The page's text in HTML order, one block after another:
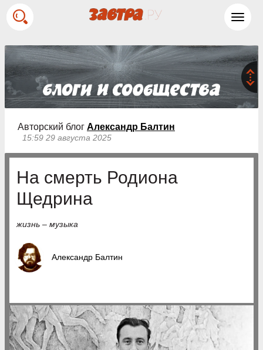
Авторский блог Александр Балтин
15:59 29 августа 2025
На смерть Родиона
Щедрина
жизнь – музыка
Александр Балтин